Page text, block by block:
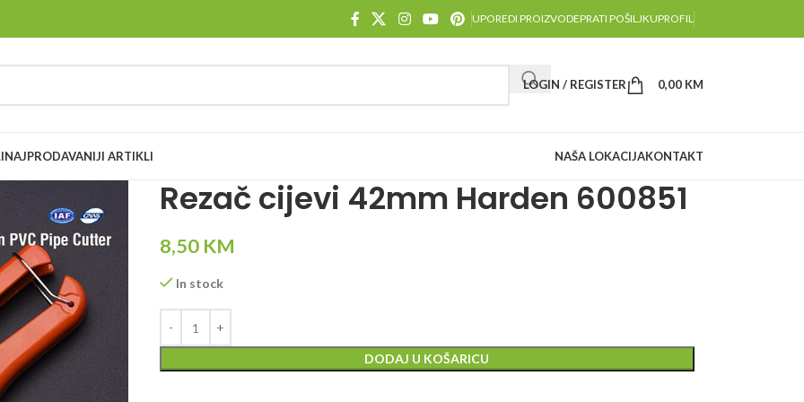
UPOREDI PROIZVODEPRATI POŠILJKUPROFIL
LOGIN / REGISTER 0,00 KM
NAJPRODAVANIJI ARTIKLI NAŠA LOKACIJAKONTAKT
Rezač cijevi 42mm Harden 600851
8,50 KM
In stock
DODAJ U KOŠARICU